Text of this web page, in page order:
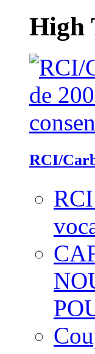
High
RCI/